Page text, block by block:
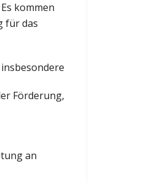
kommen
für das
Förderung,
an